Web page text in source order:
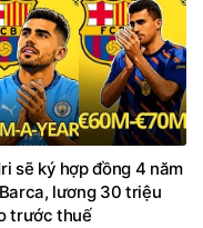
sẽ ký hợp đồng 4 năm
lương 30 triệu
trước thuế